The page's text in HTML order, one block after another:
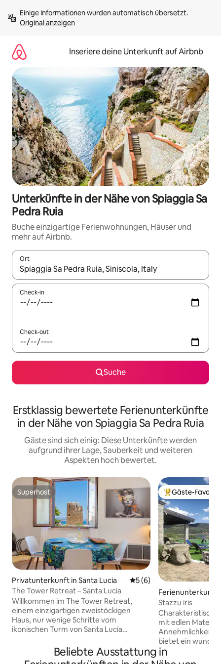
Inhalten
springenOriginal anzeigen
Inseriere deine Unterkunft auf Airbnb
Unterkünfte in der Nähe von Spiaggia Sa
Pedra Ruia
Buche einzigartige Ferienwohnungen, Häuser und
mehr auf Airbnb.
Ort
Wenn Ergebnisse verfügbar sind, navigiere mit den
Check-in
Check-out
Suche
Erstklassig bewertete Ferienunterkünfte
in der Nähe von Spiaggia Sa Pedra Ruia
Gäste sind sich einig: Diese Unterkünfte werden
aufgrund ihrer Lage, Sauberkeit und weiteren
Aspekten hoch bewertet.
Superhost
Superhost
Privatunterkunft in Santa Lucia Durchschnittliche
5 (6)
The Tower Retreat – Santa Lucia
Willkommen im The Tower Retreat,
einem einzigartigen zweistöckigen
Haus, nur wenige Schritte vom
ikonischen Turm von Santa Lucia
Rückzugsort besteht aus zwei
unabhängigen Mini-Apartments — ideal
Beliebter Gäste-
Gäste-Favorit
Ferienunterkunft
Stazzu iris
mit edlen
bietet ein
den Lago del
Grünfläche, um
Beliebte Ausstattung in